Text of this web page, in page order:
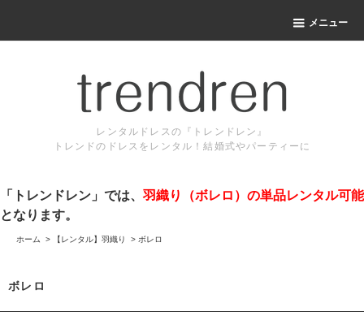
メニュー
レンタルドレスの『トレンドレン』
トレンドのドレスをレンタル！結婚式やパーティーに
「トレンドレン」では、 羽織り（ボレロ）の単品レンタル可能
となります。
ホーム > 【レンタル】羽織り > ボレロ
ボレロ